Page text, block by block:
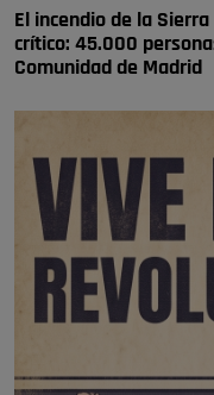
El incendio de la
crítico: 45.000
Comunidad de Madrid